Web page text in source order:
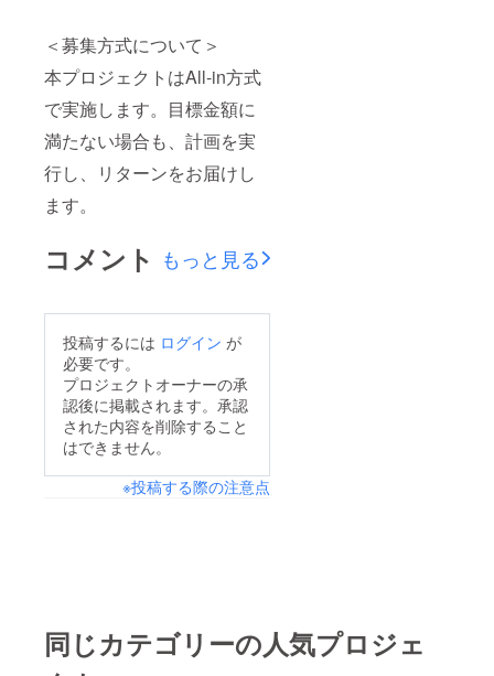
＜募集方式について＞
本プロジェクトはAll-in方式
で実施します。目標金額に
満たない場合も、計画を実
行し、リターンをお届けし
ます。
コメント もっと見る
投稿するには ログイン が
必要です。
プロジェクトオーナーの承
認後に掲載されます。承認
された内容を削除すること
はできません。
※投稿する際の注意点
同じカテゴリーの人気プロジェ